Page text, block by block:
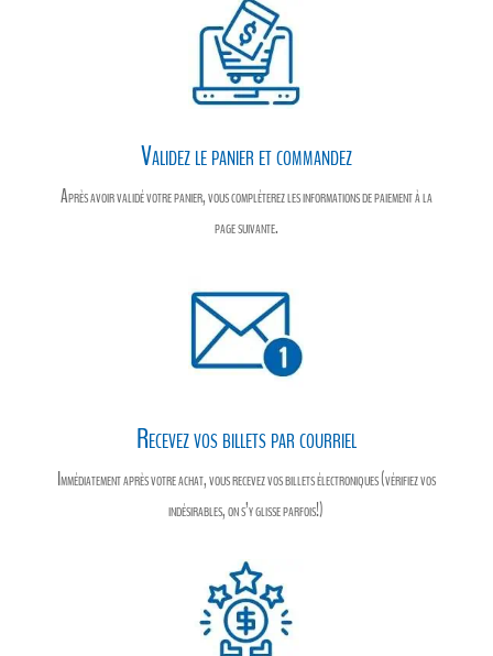
Validez le panier et commandez
Après avoir validé votre panier, vous compléterez les informations de paiement à la
page suivante.
Recevez vos billets par courriel
Immédiatement après votre achat, vous recevez vos billets électroniques (vérifiez vos
indésirables, on s’y glisse parfois!)